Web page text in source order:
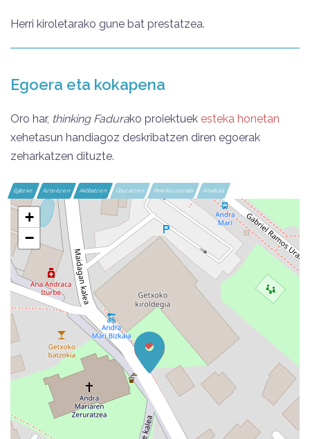
Herri kiroletarako gune bat prestatzea.
Egoera eta kokapena
Oro har, thinking Fadurako proiektuek esteka honetan
xehetasun handiagoz deskribatzen diren egoerak
zeharkatzen dituzte.
Egiteke Aztertzen Aktibatzen Gauzatzen Proiektu soziala Amaituta
+
−